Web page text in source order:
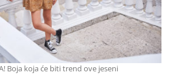
Boja koja će biti trend ove jeseni